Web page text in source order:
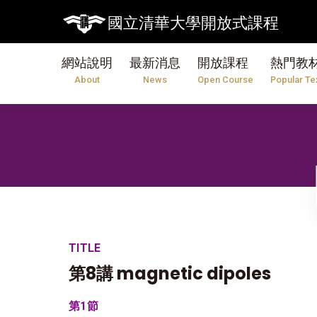
國立清華大學開放式課程
網站說明
About
最新消息
News
開放課程
Open Course
熱門教
Popular
TITLE
第8講 magnetic dipoles
第1節